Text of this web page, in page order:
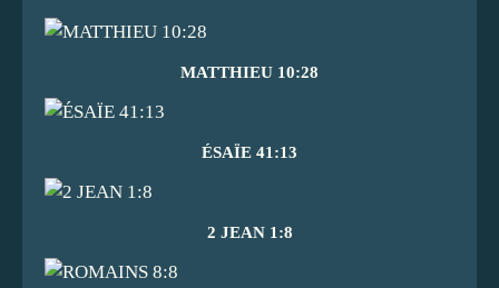
MATTHIEU 10:28
ÉSAÏE 41:13
2 JEAN 1:8